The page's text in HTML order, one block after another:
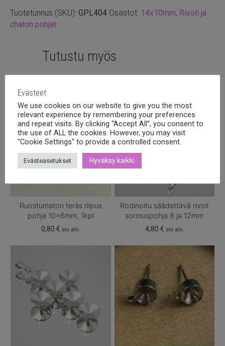
määrä
Tuotetunnus (SKU): GPL404 Osastot: 14x10mm, Rivoli ja
chaton pohjat
Tutustu myös
Ruostumaton teräs riipus
pohja 10x6mm, 1kpl
0,80€ sis alv.
useampi
muunnelma.
Voit
tehdä
valinnat
tuotteen
Rodinoitu säädettävä rivoli
sormuspohja 8 ja 12mm
4,80 € sis alv.
Evästeet
We use cookies on our website to give you the most
relevant experience by remembering your preferences
and repeat visits. By clicking “Accept All”, you consent to
the use of ALL the cookies. However, you may visit
"Cookie Settings" to provide a controlled consent.
Evästeasetukset Hyväksy kaikki